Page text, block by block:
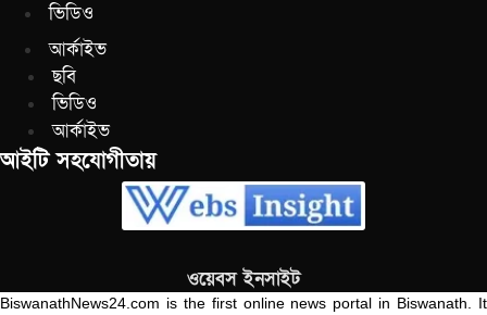
ভিডিও
আর্কাইভ
ছবি
ভিডিও
আর্কাইভ
আইটি সহযোগীতায়
ওয়েবস ইনসাইট
BiswanathNews24.com is the first online news portal in Biswanath. It